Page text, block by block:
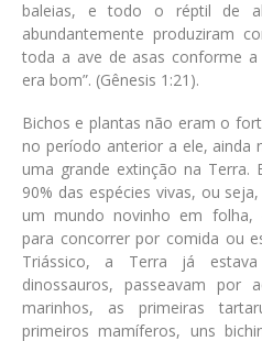
baleias, e todo o réptil de
abundantemente produziram
toda a ave de asas conforme
era bom”. (Gênesis 1:21).
Bichos e plantas não eram o
no período anterior a ele, ainda
uma grande extinção na
90% das espécies vivas, ou
um mundo novinho em folha,
para concorrer por comida ou
Triássico, a Terra já
dinossauros, passeavam por
marinhos, as primeiras
primeiros mamíferos, uns